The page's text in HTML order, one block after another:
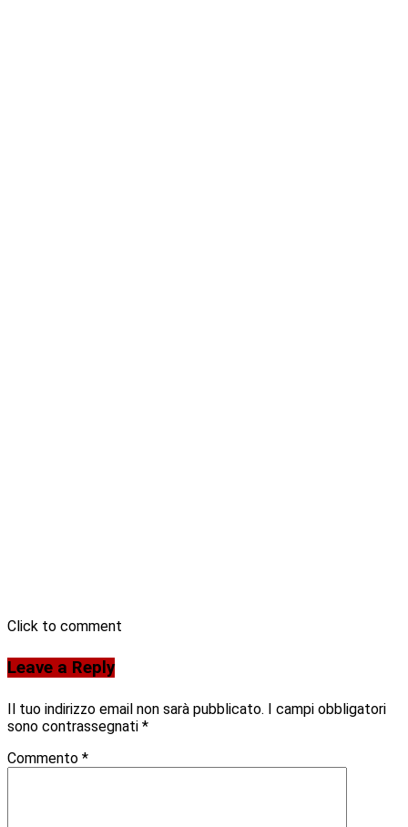
Click to comment
Leave a Reply
Il tuo indirizzo email non sarà pubblicato. I campi obbligatori
sono contrassegnati *
Commento *